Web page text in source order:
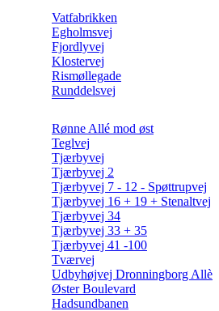
Vatfabrikken
Egholmsvej
Fjordlyvej
Klostervej
Rismøllegade
Runddelsvej
Rønne Allé mod øst
Teglvej
Tjærbyvej
Tjærbyvej 2
Tjærbyvej 7 - 12 - Spøttrupvej
Tjærbyvej 16 + 19 + Stenaltvej
Tjærbyvej 34
Tjærbyvej 33 + 35
Tjærbyvej 41 -100
Tværvej
Udbyhøjvej Dronningborg Allè
Øster Boulevard
Hadsundbanen